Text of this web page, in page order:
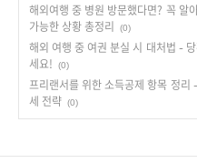
해외여행 중 병원 방문했다면? 꼭 알
가능한 상황 총정리
(0)
해외 여행 중 여권 분실 시 대처법 –
세요!
(0)
프리랜서를 위한 소득공제 항목 정리
세 전략 (0)